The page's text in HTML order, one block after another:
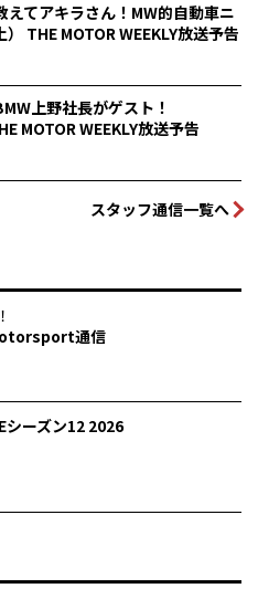
えてアキラさん！MW的自動車ニ
） THE MOTOR WEEKLY放送予告
上野社長がゲスト！
MOTOR WEEKLY放送予告
スタッフ通信一覧へ
通信
シーズン12 2026